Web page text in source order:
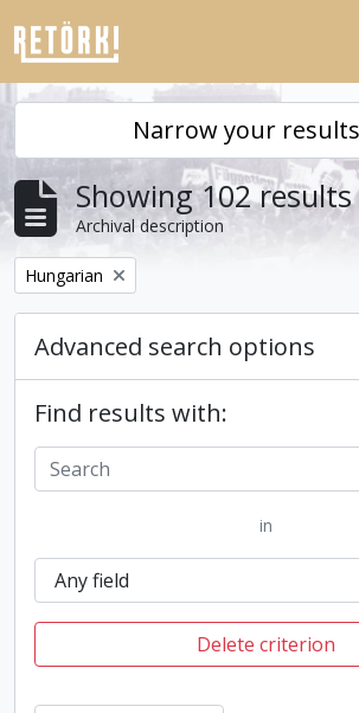
Skip to main content
Narrow your
Showing 102 results
Archival description
Remove filter:
Hungarian
Advanced search options
Find results with:
in
Delete criterion